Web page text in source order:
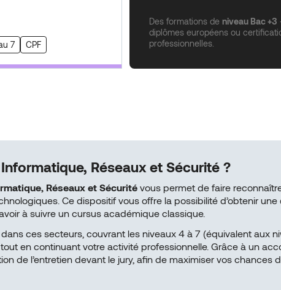
7 CPF
Des formations de niveau Bac +3
diplômes européens ou
professionnelles.
Réseaux et Sécurité ?
Réseaux et Sécurité vous permet de faire
Ce dispositif vous offre la possibilité d’obtenir
à suivre un cursus académique classique.
ces secteurs, couvrant les niveaux 4 à 7 (équivalent aux
en continuant votre activité professionnelle. Grâce à un
de l’entretien devant le jury, afin de maximiser vos chances